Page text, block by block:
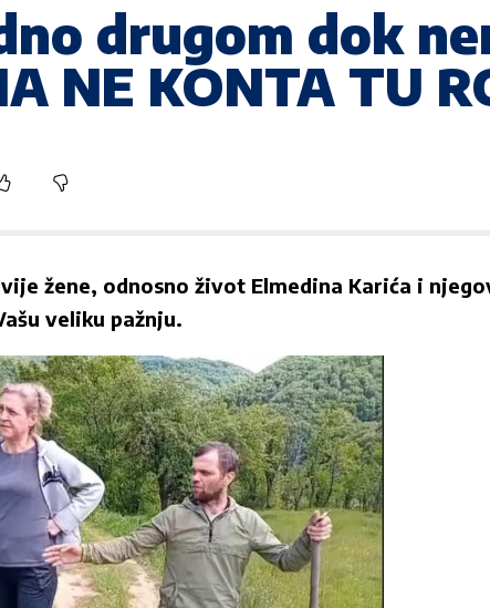
drugom dok
NE KONTA TU
žene, odnosno život Elmedina Karića i
veliku pažnju.